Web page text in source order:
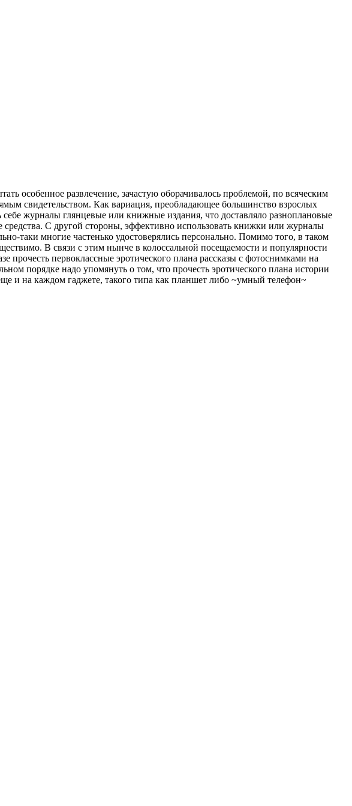
особенное развлечение, зачастую оборачивалось проблемой, по всяческим
свидетельством. Как вариация, преобладающее большинство взрослых
журналы глянцевые или книжные издания, что доставляло разноплановые
С другой стороны, эффективно использовать книжки или журналы
таки многие частенько удостоверялись персонально. Помимо того, в таком
В связи с этим нынче в колоссальной посещаемости и популярности
первоклассные эротического плана рассказы с фотоснимками на
порядке надо упомянуть о том, что прочесть эротического плана истории
и на каждом гаджете, такого типа как планшет либо ~умный телефон~